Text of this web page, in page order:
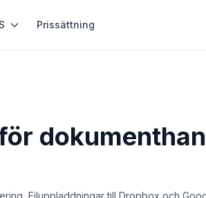
Prissättning
Filuppladdningar till Dropbox och